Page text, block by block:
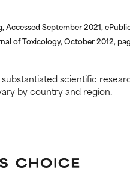
Accessed September 2021,
of Toxicology, October 2012,
scientific
by country and region.